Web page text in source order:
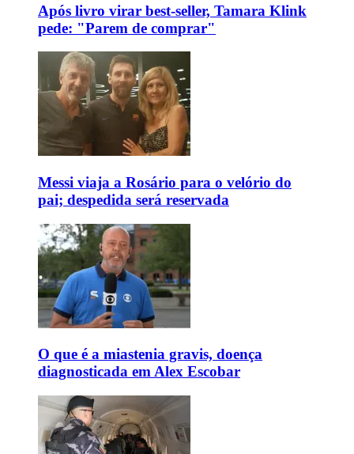
Após livro virar best-seller, Tamara Klink
pede: "Parem de comprar"
Messi viaja a Rosário para o velório do
pai; despedida será reservada
O que é a miastenia gravis, doença
diagnosticada em Alex Escobar